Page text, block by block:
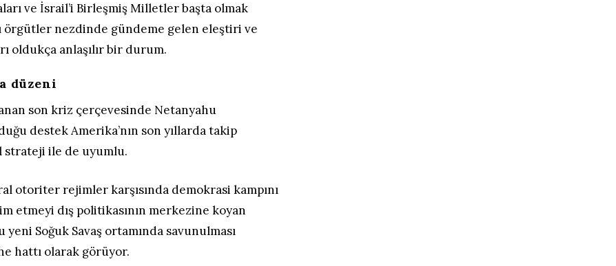
ve İsrail’i Birleşmiş Milletler başta olmak
örgütler nezdinde gündeme gelen eleştiri ve
oldukça anlaşılır bir durum.
düzeni
son kriz çerçevesinde Netanyahu
destek Amerika’nın son yıllarda takip
ile de uyumlu.
otoriter rejimler karşısında demokrasi kampını
etmeyi dış politikasının merkezine koyan
Soğuk Savaş ortamında savunulması
hattı olarak görüyor.